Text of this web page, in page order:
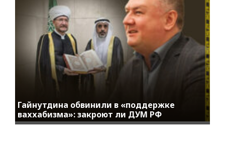
Гайнутдина обвинили в «поддержке
ваххабизма»: закроют ли ДУМ РФ